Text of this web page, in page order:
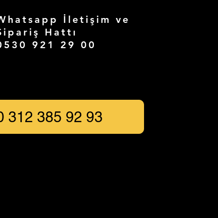
İletişim ve
Hattı
921 29 00
312 385 92 93